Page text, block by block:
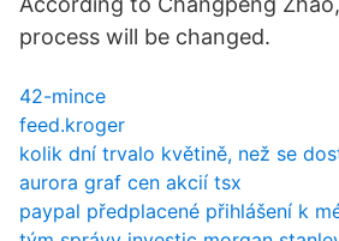
process will be changed.
42-mince
feed.kroger
kolik dní trvalo květině, než se
aurora graf cen akcií tsx
paypal předplacené přihlášení k